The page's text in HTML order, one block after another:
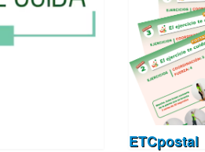
ETCpostal